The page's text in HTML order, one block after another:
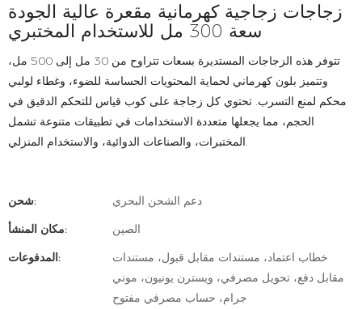
زجاجات زجاجية كهرمانية مقعرة عالية الجودة
سعة 300 مل للاستخدام المختبري
تتوفر هذه الزجاجات المستديرة بسعات تتراوح من 30 مل إلى 500 مل،
وتتميز بلون كهرماني لحماية المحتويات الحساسة للضوء، وغطاء لولبي
محكم لمنع التسرب. تحتوي كل زجاجة على كوب قياس للتحكم الدقيق في
الحجم، مما يجعلها متعددة الاستخدامات في تطبيقات متنوعة تشمل
المختبرات، والصناعات الدوائية، والاستخدام المنزلي.
شحن:
دعم الشحن البحري
مكان المنشأ:
الصين
المدفوعات:
خطاب اعتماد، مستندات مقابل قبول، مستندات
مقابل دفع، تحويل مصرفي، ويسترن يونيون، موني
جرام، حساب مصرفي مفتوح